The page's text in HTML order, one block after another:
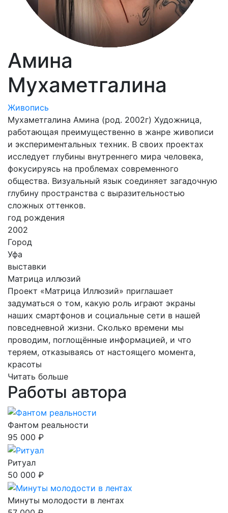
Амина
Мухаметгалина
Живопись
Мухаметгалина Амина (род. 2002г) Художница,
работающая преимущественно в жанре живописи
и экспериментальных техник. В своих проектах
исследует глубины внутреннего мира человека,
фокусируясь на проблемах современного
общества. Визуальный язык соединяет загадочную
глубину пространства с выразительностью
сложных оттенков.
год рождения
2002
Город
Уфа
выставки
Матрица иллюзий
Проект «Матрица Иллюзий» приглашает
задуматься о том, какую роль играют экраны
наших смартфонов и социальные сети в нашей
повседневной жизни. Сколько времени мы
проводим, поглощённые информацией, и что
теряем, отказываясь от настоящего момента,
красоты
Читать больше
Работы автора
Фантом реальности
95 000 ₽
Ритуал
50 000 ₽
Минуты молодости в лентах